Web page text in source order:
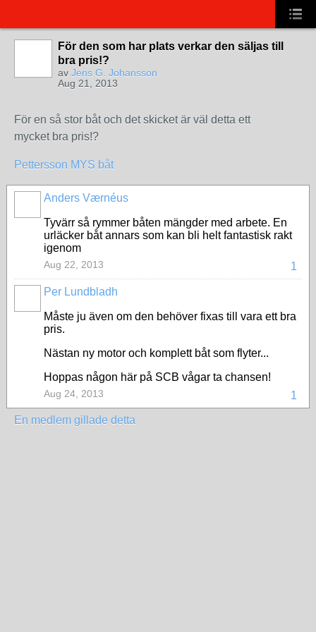
För den som har plats verkar den säljas till
bra pris!?
av Jens G. Johansson
Aug 21, 2013
För en så stor båt och det skicket är väl detta ett
mycket bra pris!?
Pettersson MYS båt
Anders Værnéus
Tyvärr så rymmer båten mängder med arbete. En
urläcker båt annars som kan bli helt fantastisk rakt
igenom
1
Aug 22, 2013
Per Lundbladh
Måste ju även om den behöver fixas till vara ett bra
pris.
Nästan ny motor och komplett båt som flyter...
Hoppas någon här på SCB vågar ta chansen!
1
Aug 24, 2013
En medlem gillade detta